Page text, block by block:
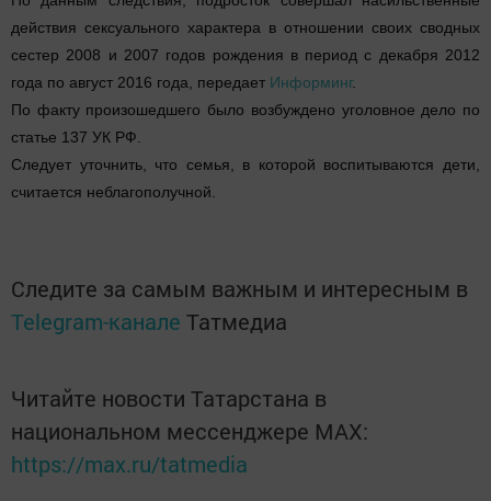
действия сексуального характера в отношении своих сводных
сестер 2008 и 2007 годов рождения в период с декабря 2012
года по август 2016 года, передает Информинг.
По факту произошедшего было возбуждено уголовное дело по
статье 137 УК РФ.
Следует уточнить, что семья, в которой воспитываются дети,
считается неблагополучной.
Следите за самым важным и интересным в
Telegram-канале Татмедиа
Читайте новости Татарстана в
национальном мессенджере MАХ:
https://max.ru/tatmedia